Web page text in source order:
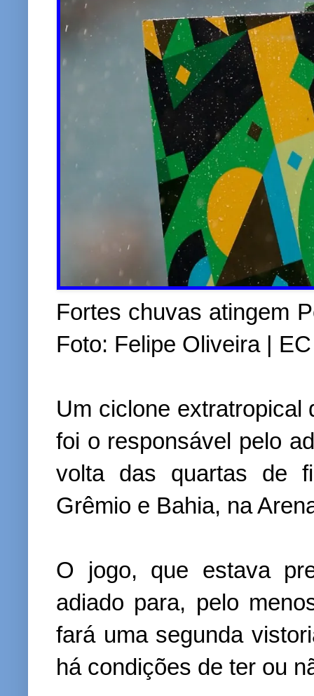
Fortes chuvas atingem
Foto: Felipe Oliveira |
Um ciclone extratropical
foi o responsável pelo
volta das quartas de
Grêmio e Bahia, na
O jogo, que estava
adiado para, pelo
fará uma segunda
há condições de ter ou